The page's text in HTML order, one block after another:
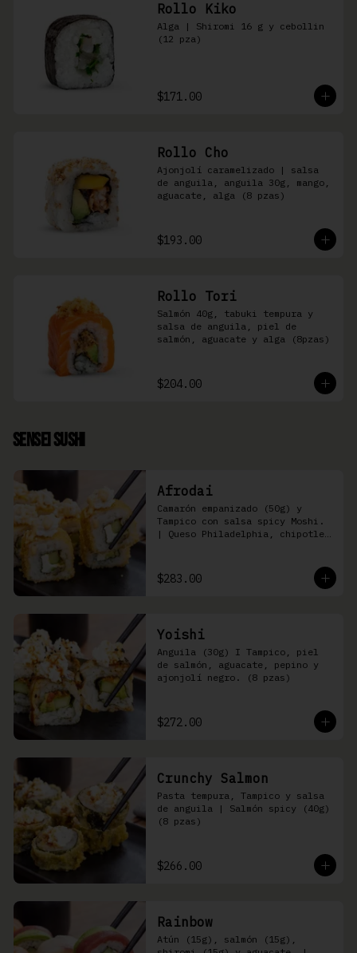
Rollo Kiko
Alga | Shiromi 16 g y cebollin
(12 pza)
$171.00
Rollo Cho
Ajonjolí caramelizado | salsa
de anguila, anguila 30g, mango,
aguacate, alga (8 pzas)
$193.00
Rollo Tori
Salmón 40g, tabuki tempura y
salsa de anguila, piel de
salmón, aguacate y alga (8pzas)
$204.00
Sensei Sushi
Afrodai
Camarón empanizado (50g) y
Tampico con salsa spicy Moshi.
| Queso Philadelphia, chipotle,
$283.00
Yoishi
Anguila (30g) I Tampico, piel
de salmón, aguacate, pepino y
ajonjolí negro. (8 pzas)
$272.00
Crunchy Salmon
Pasta tempura, Tampico y salsa
de anguila | Salmón spicy (40g)
(8 pzas)
$266.00
Rainbow
Atún (15g), salmón (15g),